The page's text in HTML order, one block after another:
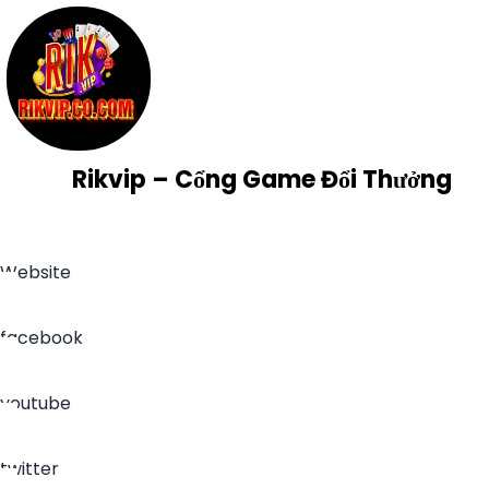
Rikvip – Cổng Game Đổi Thưởng
Website
facebook
youtube
twitter